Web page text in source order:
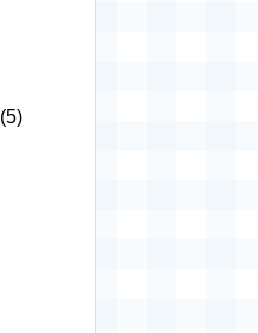
(5)